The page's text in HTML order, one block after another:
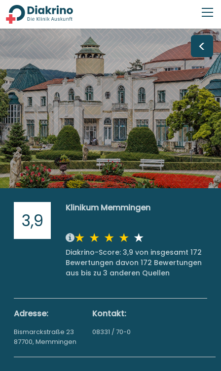
<
3,9
Klinikum Memmingen
Diakrino-Score: 3,9 von insgesamt 172
Bewertungen davon 172 Bewertungen
aus bis zu 3 anderen Quellen
Adresse:
Bismarckstraße 23
87700, Memmingen
Kontakt:
08331 / 70-0